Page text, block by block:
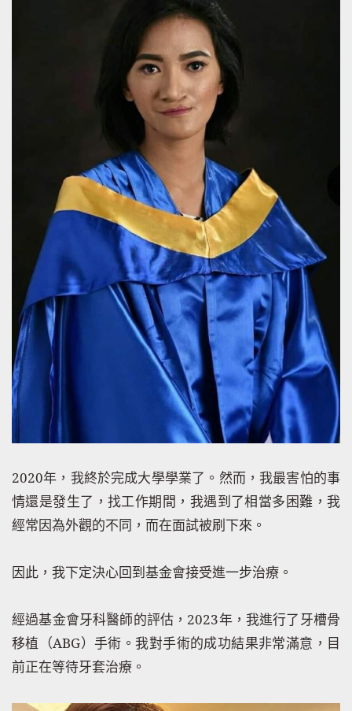
2020年，我終於完成大學學業了。然而，我最害怕的事
情還是發生了，找工作期間，我遇到了相當多困難，我
經常因為外觀的不同，而在面試被刷下來。
因此，我下定決心回到基金會接受進一步治療。
經過基金會牙科醫師的評估， 2023年，我進行了牙槽骨
移植（ABG）手術。我對手術的成功結果非常滿意，目
前正在等待牙套治療。